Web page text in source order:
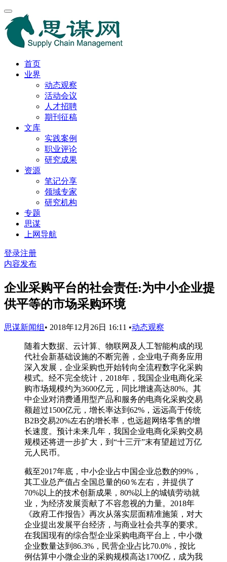
首页
业界
动态观察
活动会议
人才招聘
期刊征稿
文库
实践案例
职业评论
研究成果
资源
笔记分享
领域专家
研究机构
专题
思谋
上网导航
登录注册
内容发布
企业采购平台的社会责任:为中小企业提
供平等的市场采购环境
思谋新闻组 • 2018年12月26日 16:11 •动态观察
随着大数据、云计算、物联网及人工智能构成的现
代社会新基础设施的不断完善，企业电子商务应用
深入发展，企业采购也开始转向全流程数字化采购
模式。经不完全统计，2018年，我国企业电商化采
购市场规模约为3600亿元，同比增速高达80%。其
中企业对消费通用型产品和服务的电商化采购交易
额超过1500亿元，增长率达到62%，远远高于传统
B2B交易20%左右的增长率，也远超网络零售的增
长速度。预计未来几年，我国企业电商化采购交易
规模还将进一步扩大，到“十三亓”末有望超过万亿
元人民币。
截至2017年底，中小企业占中国企业总数的99%，
其工业总产值占全国总量的60％左右，并提供了
70%以上的技术创新成果，80%以上的城镇劳动就
业，为经济发展贡献了不容忽视的力量。2018年
《政府工作报告》再次从落实层面精准施策，对大
企业提出发展平台经济，与商业社会共享的要求。
在我国现有的综合型企业采购电商平台上，中小微
企业数量达到86.3%，民营企业占比70.0%，按比
例估算中小微企业的采购规模高达1700亿，成为我